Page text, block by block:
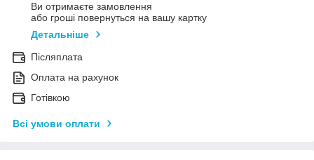
Ви отримаєте замовлення
або гроші повернуться на вашу картку
Детальніше
Післяплата
Оплата на рахунок
Готівкою
Всі умови оплати